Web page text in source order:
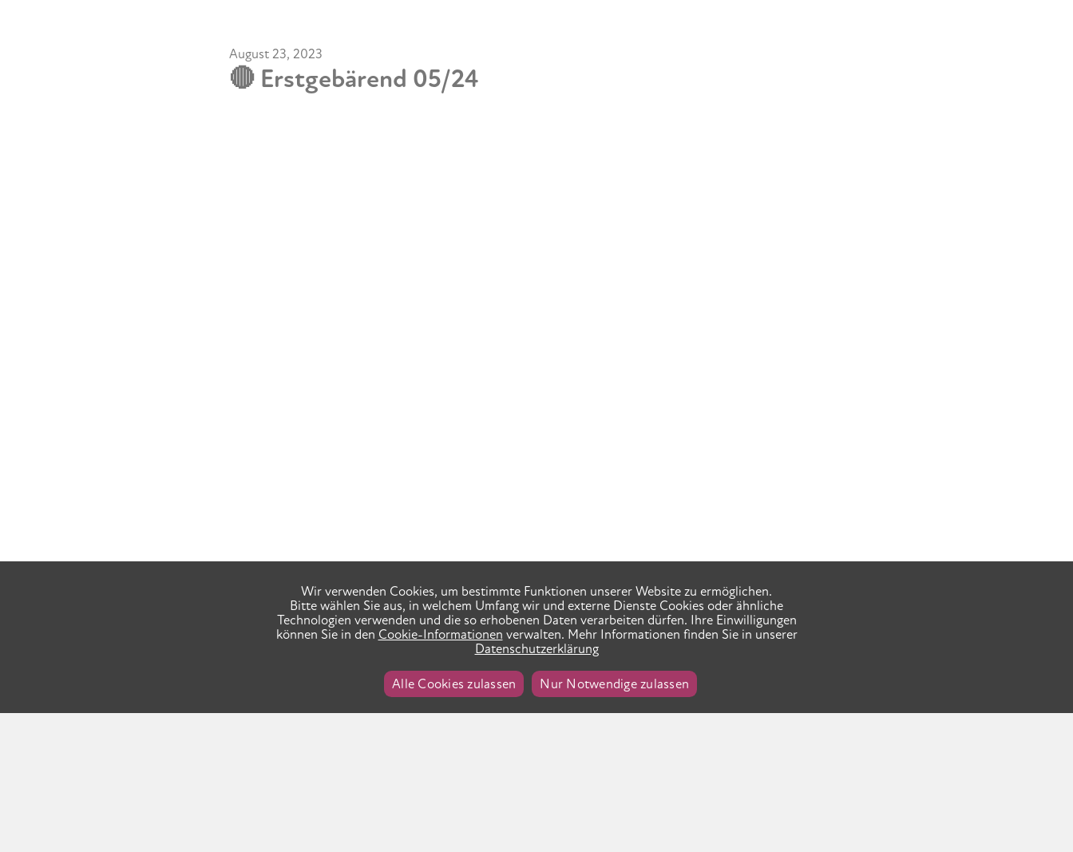
August 23, 2023
🔴 Erstgebärend 05/24
Wir verwenden Cookies, um bestimmte Funktionen unserer Website zu ermöglichen.
Bitte wählen Sie aus, in welchem Umfang wir und externe Dienste Cookies oder ähnliche
Technologien verwenden und die so erhobenen Daten verarbeiten dürfen. Ihre Einwilligungen
können Sie in den Cookie-Informationen verwalten. Mehr Informationen finden Sie in unserer
Datenschutzerklärung
Alle Cookies zulassen Nur Notwendige zulassen